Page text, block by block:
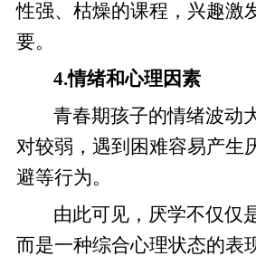
性强、枯燥的课程，兴趣激
要。
4.情绪和心理因素
青春期孩子的情绪波动
对较弱，遇到困难容易产生
避等行为。
由此可见，厌学不仅仅
而是一种综合心理状态的表